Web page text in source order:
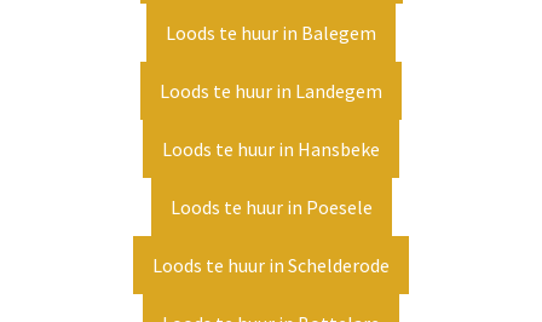
Loods te huur in Balegem
Loods te huur in Landegem
Loods te huur in Hansbeke
Loods te huur in Poesele
Loods te huur in Schelderode